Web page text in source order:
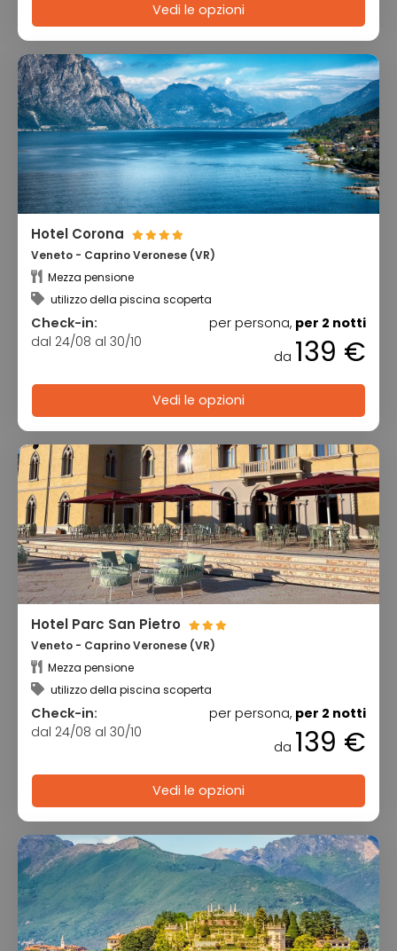
Vedi le opzioni
Hotel Corona
Veneto - Caprino Veronese (VR)
Mezza pensione
utilizzo della piscina scoperta
Check-in:
dal 24/08 al 30/10
per persona, per 2 notti
da 139 €
Vedi le opzioni
Hotel Parc San Pietro
Veneto - Caprino Veronese (VR)
Mezza pensione
utilizzo della piscina scoperta
Check-in:
dal 24/08 al 30/10
per persona, per 2 notti
da 139 €
Vedi le opzioni